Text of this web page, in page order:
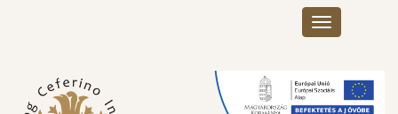
Toggle
navigation